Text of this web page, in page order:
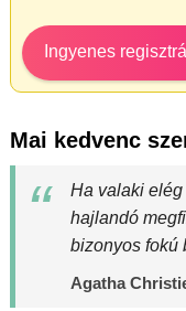
Ingyenes
Mai kedvenc
Ha valaki
hajlandó
bizonyos fokú
Agatha